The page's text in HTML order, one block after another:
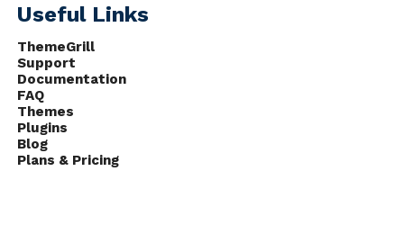
Useful Links
ThemeGrill
Support
Documentation
FAQ
Themes
Plugins
Blog
Plans & Pricing